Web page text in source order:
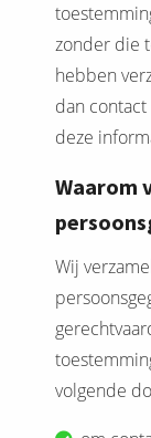
zonder die
hebben
dan
deze
Waarom
Wij
volgende